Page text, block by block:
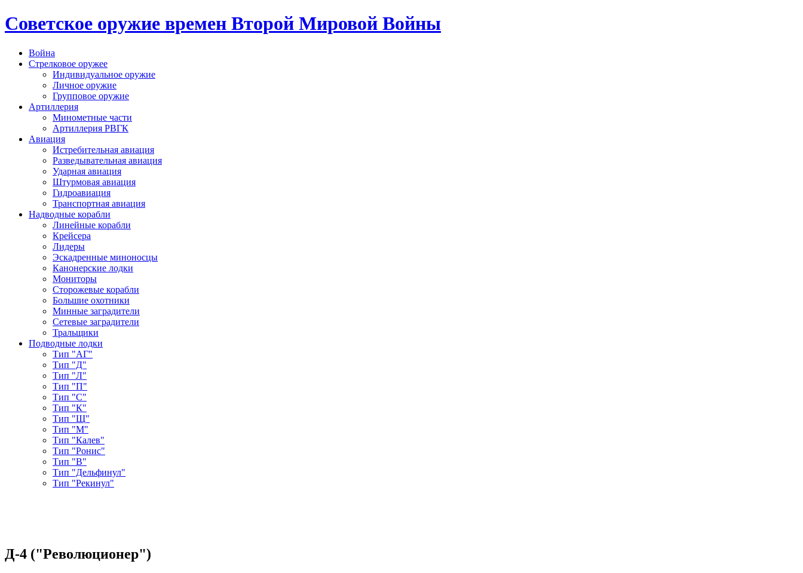
Cоветское оружие времен Второй Мировой Войны
Война
Стрелковое оружее
Индивидуальное оружие
Личное оружие
Групповое оружие
Артиллерия
Минометные части
Артиллерия РВГК
Авиация
Истребительная авиация
Разведывательная авиация
Ударная авиация
Штурмовая авиация
Гидроавиация
Транспортная авиация
Надводные корабли
Линейные корабли
Крейсера
Лидеры
Эскадренные миноносцы
Канонерские лодки
Мониторы
Сторожевые корабли
Большие охотники
Минные заградители
Сетевые заградители
Тральщики
Подводные лодки
Тип "АГ"
Тип "Д"
Тип "Л"
Тип "П"
Тип "С"
Тип "К"
Тип "Щ"
Тип "М"
Тип "Калев"
Тип "Ронис"
Тип "В"
Тип "Дельфинул"
Тип "Рекинул"
Д-4 ("Революционер")